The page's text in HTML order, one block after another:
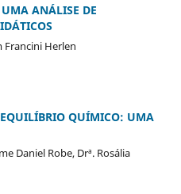
ANÁLISE DE
Francini Herlen
QUÍMICO: UMA
Daniel Robe, Drª. Rosália